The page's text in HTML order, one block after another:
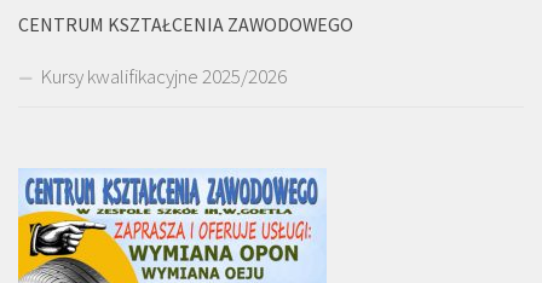
CENTRUM KSZTAŁCENIA ZAWODOWEGO
Kursy kwalifikacyjne 2025/2026